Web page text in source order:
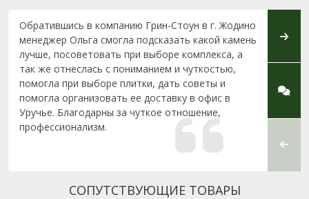
Обратившись в компанию Грин-Стоун в г. Жодино
менеджер Ольга смогла подсказать какой камень
лучше, посоветовать при выборе комплекса, а
так же отнеслась с пониманием и чуткостью,
помогла при выборе плитки, дать советы и
помогла организовать ее доставку в офис в
Уручье. Благодарны за чуткое отношение,
профессионализм.
СОПУТСТВУЮЩИЕ ТОВАРЫ